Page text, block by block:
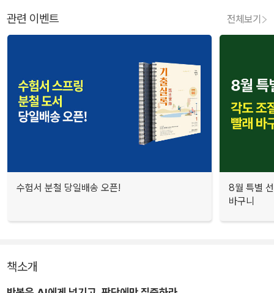
관련 이벤트 전체보기
수험서 분철 당일배송 오픈!
8월 특별
바구니
책소개